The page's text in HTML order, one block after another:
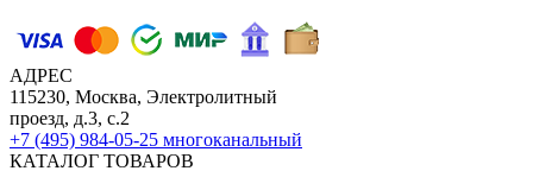
АДРЕС
115230, Москва, Электролитный
проезд, д.3, с.2
+7 (495) 984-05-25 многоканальный
КАТАЛОГ ТОВАРОВ